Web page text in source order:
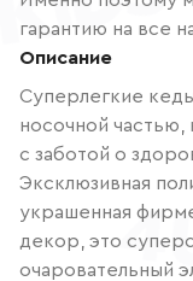
гарантию на все
Описание
Суперлегкие
носочной частью,
с заботой о
Эксклюзивная
украшенная
декор, это
очаровательный